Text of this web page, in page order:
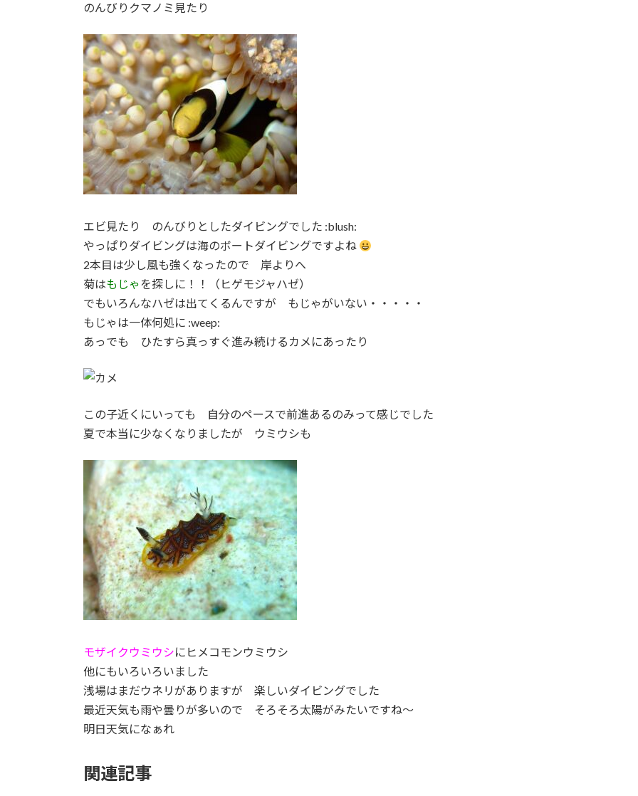
のんびりクマノミ見たり
エビ見たり のんびりとしたダイビングでした :blush:
やっぱりダイビングは海のボートダイビングですよね
2本目は少し風も強くなったので 岸よりへ
菊はもじゃを探しに！！（ヒゲモジャハゼ）
でもいろんなハゼは出てくるんですが もじゃがいない・・・・・
もじゃは一体何処に :weep:
あっでも ひたすら真っすぐ進み続けるカメにあったり
この子近くにいっても 自分のペースで前進あるのみって感じでした
夏で本当に少なくなりましたが ウミウシも
モザイクウミウシにヒメコモンウミウシ
他にもいろいろいました
浅場はまだウネリがありますが 楽しいダイビングでした
最近天気も雨や曇りが多いので そろそろ太陽がみたいですね～
明日天気になぁれ
関連記事